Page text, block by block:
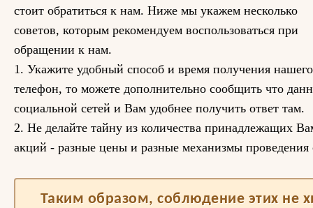
стоит обратиться к нам. Ниже мы укажем несколько
советов, которым рекомендуем воспользоваться при
обращении к нам.
1. Укажите удобный способ и время получения
телефон, то можете дополнительно сообщить что
социальной сетей и Вам удобнее получить ответ там.
2. Не делайте тайну из количества принадлежащих
акций - разные цены и разные механизмы проведения
Таким образом, соблюдение этих не